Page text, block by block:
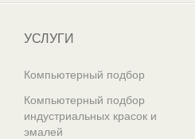
УСЛУГИ
Компьютерный подбор
Компьютерный подбор
индустриальных красок и
эмалей